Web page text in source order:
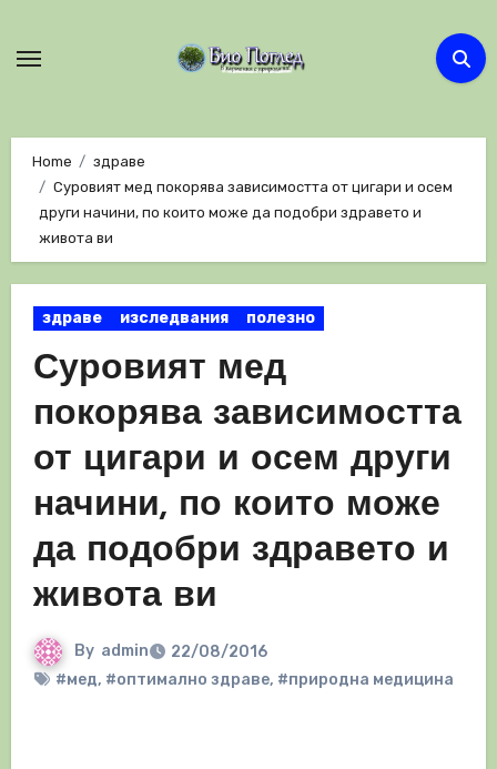
Home
здраве
Суровият мед покорява зависимостта от цигари и осем
други начини, по които може да подобри здравето и
живота ви
здраве изследвания полезно
Суровият мед
покорява зависимостта
от цигари и осем други
начини, по които може
да подобри здравето и
живота ви
By admin
22/08/2016
#мед, #оптимално здраве, #природна медицина